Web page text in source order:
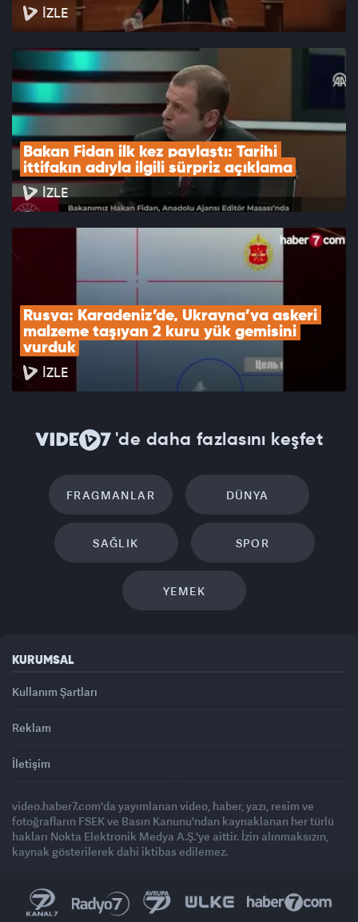
İZLE
Bakan Fidan ilk kez paylaştı: Tarihi
ittifakın adıyla ilgili sürpriz açıklama
İZLE
Rusya: Karadeniz’de, Ukrayna’ya askeri
malzeme taşıyan 2 kuru yük gemisini
vurduk
İZLE
'de daha fazlasını keşfet
FRAGMANLAR DÜNYA
SAĞLIK SPOR
YEMEK
KURUMSAL
Kullanım Şartları
Reklam
İletişim
video.haber7.com'da yayımlanan video, haber, yazı, resim ve
fotoğrafların FSEK ve Basın Kanunu'ndan kaynaklanan her türlü
hakları Nokta Elektronik Medya A.Ş.'ye aittir. İzin alınmaksızın,
kaynak gösterilerek dahi iktibas edilemez.